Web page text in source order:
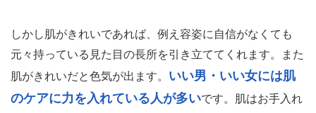
しかし肌がきれいであれば、例え容姿に自信がなくても
元々持っている見た目の長所を引き立ててくれます。また
肌がきれいだと色気が出ます。 いい男・いい女には肌
のケアに力を入れている人が多いです。肌はお手入れ